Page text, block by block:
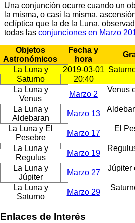
Una conjunción ocurre cuando un
la misma, o casi la misma,
eclíptica que la de la Luna,
todas las conjunciones en Marzo
Objetos
Astronómicos
Fecha y
hora
La Luna y
Saturno
2019-03-01
20:40
La Luna y
Venus
Marzo 2
Venus
La Luna y
Aldebaran
Marzo 13
La Luna y El
Pesebre
Marzo 17
El
La Luna y
Regulus
Marzo 19
La Luna y
Júpiter
Marzo 27
Júpiter
La Luna y
Saturno
Marzo 29
Enlaces de Interés